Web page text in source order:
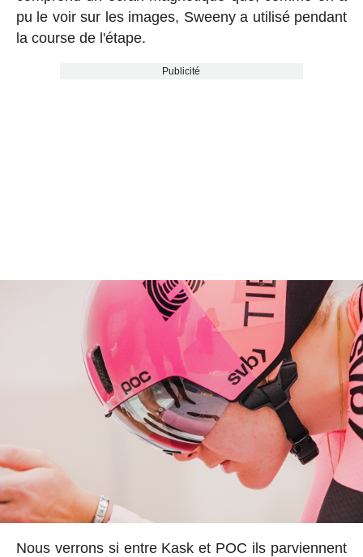
pu le voir sur les images, Sweeny a utilisé pendant
la course de l'étape.
Publicité
Nous verrons si entre Kask et POC ils parviennent